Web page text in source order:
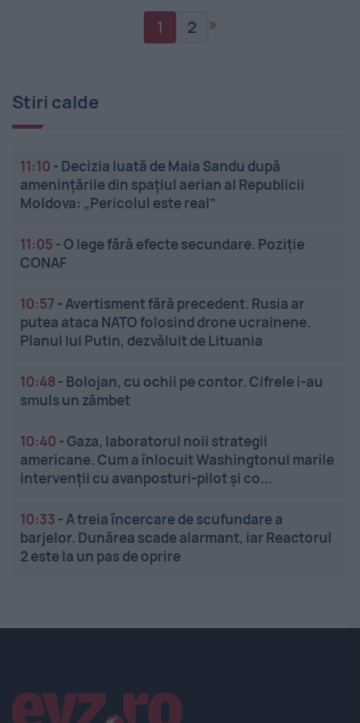
1 2 »
Stiri calde
11:10 - Decizia luată de Maia Sandu după
amenințările din spațiul aerian al Republicii
Moldova: „Pericolul este real”
11:05 -O lege fără efecte secundare. Poziție
CONAF
10:57 -Avertisment fără precedent. Rusia ar
putea ataca NATO folosind drone ucrainene.
Planul lui Putin, dezvăluit de Lituania
10:48 - Bolojan, cu ochii pe contor. Cifrele i-au
smuls un zâmbet
10:40 -Gaza, laboratorul noii strategii
americane. Cum a înlocuit Washingtonul marile
intervenții cu avanposturi-pilot și co...
10:33 -A treia încercare de scufundare a
barjelor. Dunărea scade alarmant, iar Reactorul
2 este la un pas de oprire
Linkuri utile